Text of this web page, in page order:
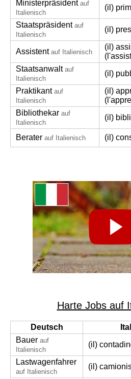
Ministerpräsident auf
Italienisch
(il)
Staatspräsident auf
Italienisch
(il)
Assistent auf Italienisch
(il)
Staatsanwalt auf
Italienisch
(il)
Praktikant auf
Italienisch
(il)
Bibliothekar auf
Italienisch
(il)
Berater auf Italienisch (il)
Harte Jobs auf
Deutsch
Bauer auf
Italienisch
(il)
Lastwagenfahrer
auf Italienisch
(il)